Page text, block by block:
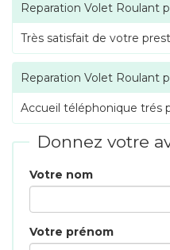
Reparation Volet Roulant
Très satisfait de votre
Reparation Volet Roulant
Accueil téléphonique trés
Donnez votre
Votre nom
Votre prénom